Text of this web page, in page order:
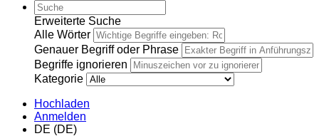
Erweiterte Suche
Alle Wörter
Genauer Begriff oder Phrase
Begriffe ignorieren
Kategorie
Hochladen
Anmelden
DE (DE)